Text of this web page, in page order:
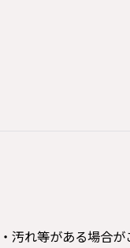
汚れ等がある場合